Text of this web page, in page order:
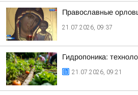
Православные
21.07.2026, 09:37
Гидропоника:
21.07.2026, 09:21